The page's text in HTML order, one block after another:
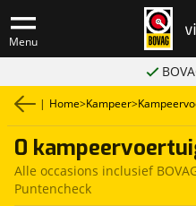
Menu
| Home>Kampeer>
0
Alle occasions inclusief
Puntencheck